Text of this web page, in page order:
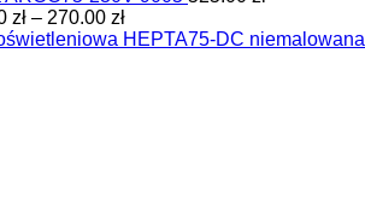
zł – 270.00 złZakres
cen:
HEPTA75-DC niemalowana